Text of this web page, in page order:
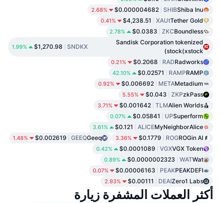
Shiba Inu
SHIB
$0.000004682
2.68%
Tether Gold
XAUt
$4,238.51
0.41%
Boundless
ZKC
$0.0383
2.78%
Sandisk Corporation tokenized
stock(xstock)
SNDKX
$1,270.98
1.99%
Radworks
RAD
$0.2068
0.21%
RAMP
RAMP
$0.02571
42.10%
Metadium
META
$0.006692
0.92%
zkPass
ZKP
$0.043
5.55%
Alien Worlds
TLM
$0.001642
3.71%
Superform
UP
$0.05841
0.07%
MyNeighborAlice
ALICE
$0.121
3.61%
ROGin AI
ROG
$0.1779
3.36%
Geeq
GEEQ
$0.002619
1.48%
VGX Token
VGX
$0.0001089
0.42%
Wat
WAT
$0.0000002323
0.89%
PEAKDEFI
PEAK
$0.00006163
0.07%
Zero1 Labs
DEAI
$0.00111
2.93%
أكثر العملات المشفرة زيارة